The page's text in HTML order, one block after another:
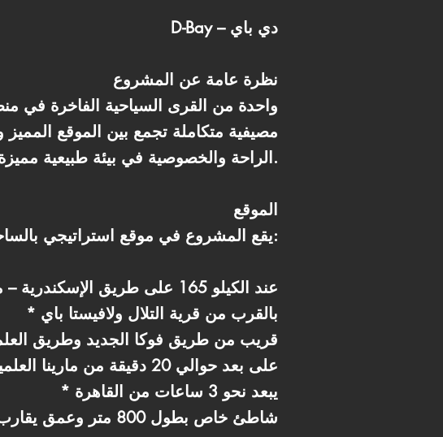
D-Bay – دي باي
نظرة عامة عن المشروع
مصيفية متكاملة تجمع بين الموقع
الراحة والخصوصية في بيئة طبيعية مميزة.
الموقع
يقع المشروع في موقع استراتيجي بالساحل الشمالي:
* عند الكيلو 165 على طريق الإسكندرية – مرسى مطروح
* بالقرب من قرية التلال ولافيستا باي
* قريب من طريق فوكا الجديد وطريق
* على بعد حوالي 20 دقيقة من مارينا العلمين
* يبعد نحو 3 ساعات من القاهرة
* شاطئ خاص بطول 800 متر وعمق يقارب 1100 متر